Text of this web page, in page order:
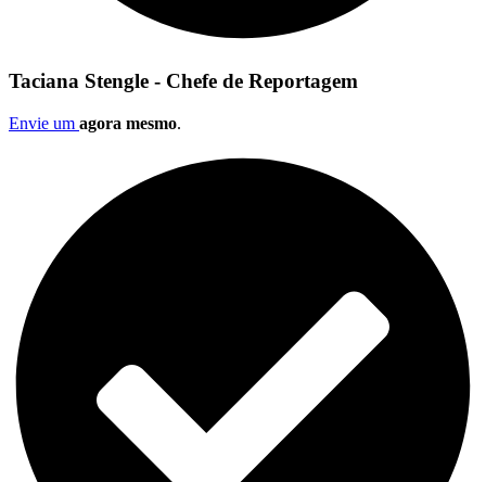
Taciana Stengle - Chefe de Reportagem
Envie um agora mesmo.